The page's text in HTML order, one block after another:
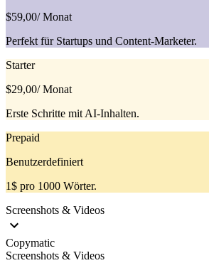
$59,00/ Monat
Perfekt für Startups und Content-Marketer.
Starter
$29,00/ Monat
Erste Schritte mit AI-Inhalten.
Prepaid
Benutzerdefiniert
1$ pro 1000 Wörter.
Screenshots & Videos
Copymatic
Screenshots & Videos